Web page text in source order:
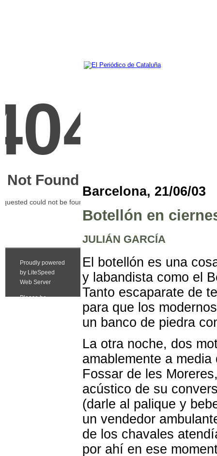
Barcelona, 21/06/03
Botellón en
JULIÁN GARCÍA
El botellón es una
y labandista como el
Tanto escaparate de
para que los
un banco de piedra
La otra noche, dos
amablemente a
Fossar de les
acústico de su
(darle al palique y
un vendedor
de los chavales
por ahí en ese